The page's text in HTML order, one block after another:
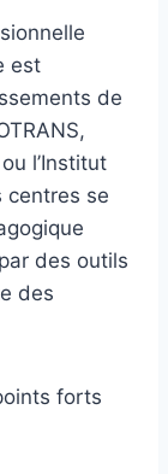
est
de
l’Institut
centres se
des outils
des
forts